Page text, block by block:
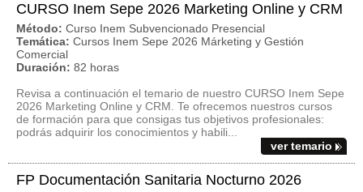
CURSO Inem Sepe 2026 Marketing Online y CRM
Método: Curso Inem Subvencionado Presencial
Temática: Cursos Inem Sepe 2026 Márketing y Gestión
Comercial
Duración: 82 horas
Revisa a continuación el temario de nuestro CURSO Inem Sepe
2026 Marketing Online y CRM. Te ofrecemos nuestros cursos
de formación para que consigas tus objetivos profesionales:
podrás adquirir los conocimientos y habili...
ver temario
FP Documentación Sanitaria Nocturno 2026